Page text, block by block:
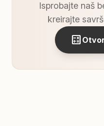
Isprobajte naš
kreirajte
calculate